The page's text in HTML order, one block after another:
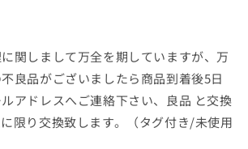
関しまして万全を期していますが、万
良品がございましたら商品到着後5日
アドレスへご連絡下さい、良品 と交換
限り交換致します。（タグ付き/未使用